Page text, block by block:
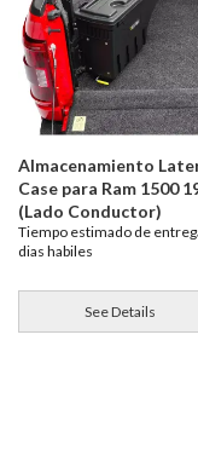
Almacenamiento
Case para Ram 1500
(Lado Conductor)
Tiempo estimado de
dias habiles
See Details